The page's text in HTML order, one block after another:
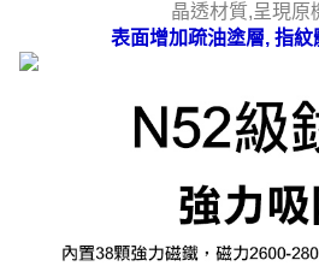
晶透材質,呈現原
表面增加疏油塗層, 指